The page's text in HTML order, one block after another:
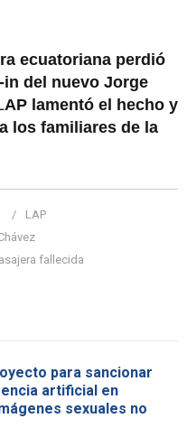
ecuatoriana perdió
in del nuevo Jorge
AP lamentó el hecho y
los familiares de la
LAP
fallecida
para sancionar
artificial en
sexuales no